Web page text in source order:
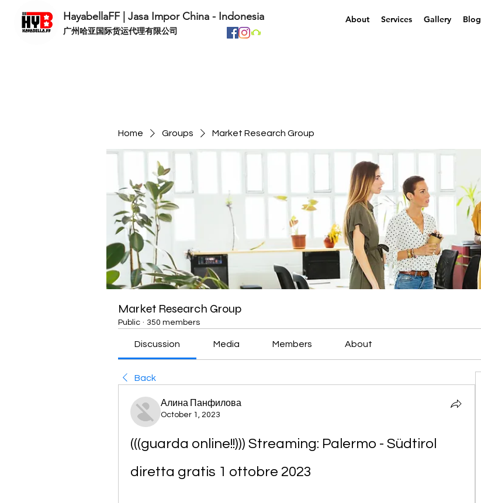
HayabellaFF | Jasa Impor China - Indonesia
​广州哈亚国际货运代理有限公司
About Services Gallery Blog
Home Groups Market Research Group
Market Research Group
Public · 350 members
Discussion Media Members About
Back
Алина Панфилова
October 1, 2023
(((guarda online!!))) Streaming: Palermo - Südtirol
diretta gratis 1 ottobre 2023